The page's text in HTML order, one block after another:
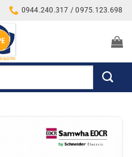
0944.240.317 / 0975.123.698